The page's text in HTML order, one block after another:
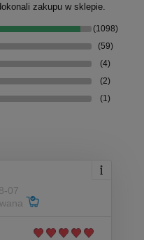
zakupu w sklepie.
(1098)
(59)
(4)
(2)
(1)
07